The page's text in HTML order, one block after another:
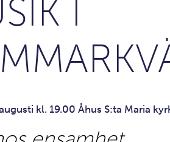
I
kl. 19.00 Åhus S:ta Maria